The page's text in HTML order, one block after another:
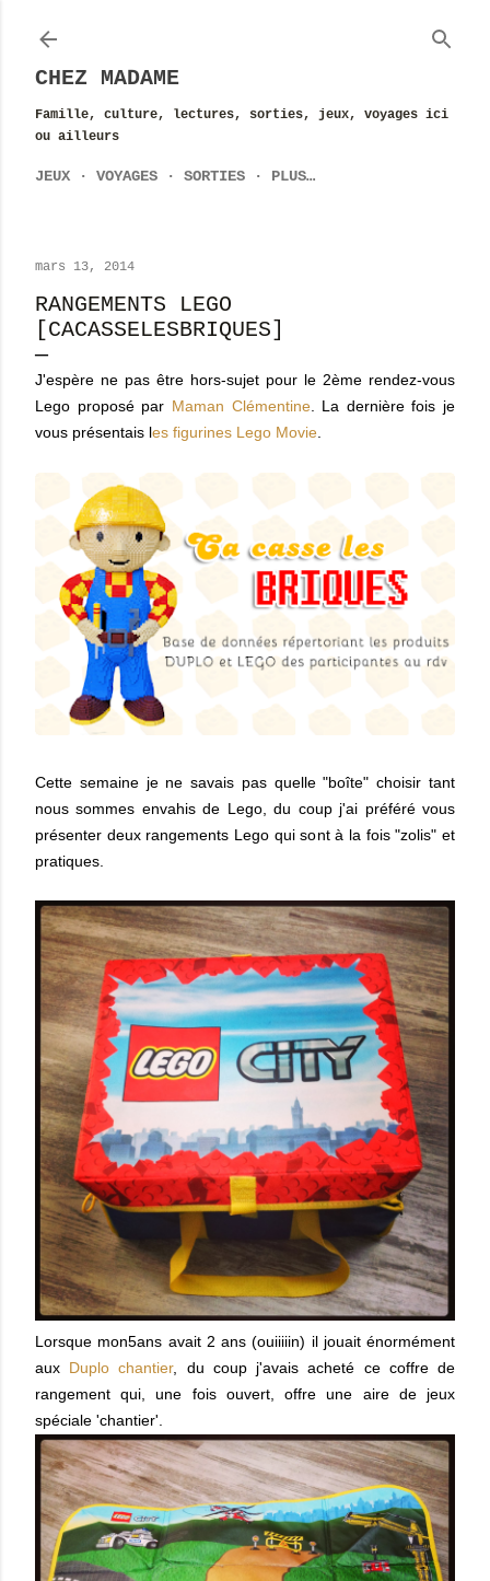
CHEZ MADAME
Famille, culture, lectures, sorties, jeux, voyages ici
ou ailleurs
JEUX VOYAGES SORTIES PLUS…
mars 13, 2014
RANGEMENTS LEGO
[CACASSELESBRIQUES]
J'espère ne pas être hors-sujet pour le 2ème rendez-vous
Lego proposé par Maman Clémentine. La dernière fois je
vous présentais les figurines Lego Movie
Cette semaine je ne savais pas quelle "boîte" choisir tant
nous sommes envahis de Lego, du coup j'ai préféré vous
présenter deux rangements Lego qui sont à la fois "zolis" et
pratiques.
Lorsque mon5ans avait 2 ans (ouiiiiin) il jouait énormément
aux Duplo chantier, du coup j'avais acheté ce coffre de
rangement qui, une fois ouvert, offre une aire de jeux
spéciale 'chantier'.